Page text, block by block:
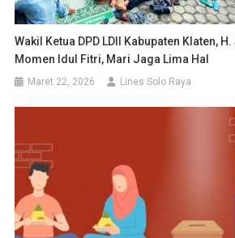
Wakil Ketua DPD LDII Kabupaten Klaten,
Momen Idul Fitri, Mari Jaga Lima Hal
Maret 22, 2026 Lines Solo Raya